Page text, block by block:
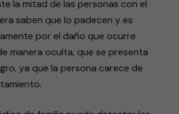
la mitad de las personas con el
saben que lo padecen y es
por el daño que ocurre
manera oculta, que se presenta
ya que la persona carece de